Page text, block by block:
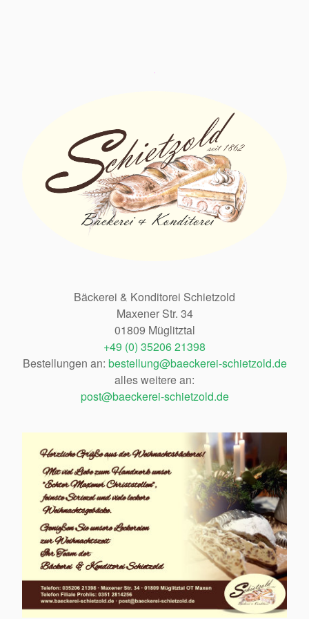
Bäckerei & Konditorei Schietzold
Maxener Str. 34
01809 Müglitztal
+49 (0) 35206 21398
Bestellungen an: bestellung@baeckerei-schietzold.de
alles weitere an:
post@baeckerei-schietzold.de